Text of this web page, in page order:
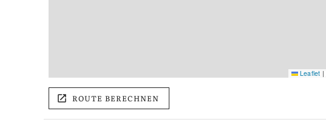
Leaflet |
ROUTE BERECHNEN